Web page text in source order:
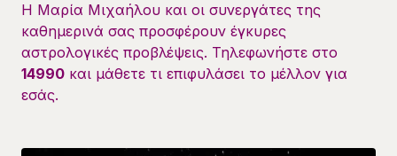
Η Μαρία Μιχαήλου και οι συνεργάτες της
καθημερινά σας προσφέρουν έγκυρες
αστρολογικές προβλέψεις. Τηλεφωνήστε στο
14990 και μάθετε τι επιφυλάσει το μέλλον για
εσάς.